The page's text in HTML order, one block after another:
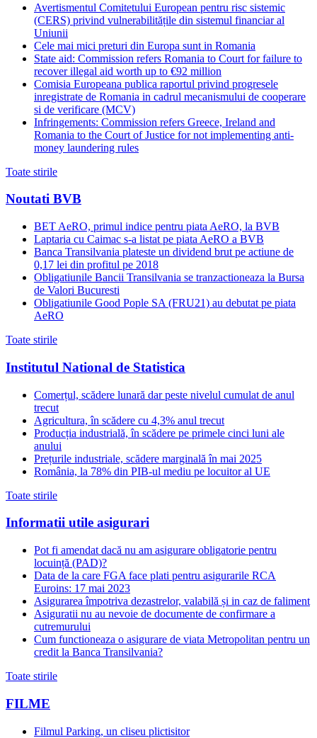
Avertismentul Comitetului European pentru risc sistemic
(CERS) privind vulnerabilitățile din sistemul financiar al
Uniunii
Cele mai mici preturi din Europa sunt in Romania
State aid: Commission refers Romania to Court for failure to
recover illegal aid worth up to €92 million
Comisia Europeana publica raportul privind progresele
inregistrate de Romania in cadrul mecanismului de cooperare
si de verificare (MCV)
Infringements: Commission refers Greece, Ireland and
Romania to the Court of Justice for not implementing anti-
money laundering rules
Toate stirile
Noutati BVB
BET AeRO, primul indice pentru piata AeRO, la BVB
Laptaria cu Caimac s-a listat pe piata AeRO a BVB
Banca Transilvania plateste un dividend brut pe actiune de
0,17 lei din profitul pe 2018
Obligatiunile Bancii Transilvania se tranzactioneaza la Bursa
de Valori Bucuresti
Obligatiunile Good Pople SA (FRU21) au debutat pe piata
AeRO
Toate stirile
Institutul National de Statistica
Comerțul, scădere lunară dar peste nivelul cumulat de anul
trecut
Agricultura, în scădere cu 4,3% anul trecut
Producția industrială, în scădere pe primele cinci luni ale
anului
Prețurile industriale, scădere marginală în mai 2025
România, la 78% din PIB-ul mediu pe locuitor al UE
Toate stirile
Informatii utile asigurari
Pot fi amendat dacă nu am asigurare obligatorie pentru
locuință (PAD)?
Data de la care FGA face plati pentru asigurarile RCA
Euroins: 17 mai 2023
Asigurarea împotriva dezastrelor, valabilă și in caz de faliment
Asiguratii nu au nevoie de documente de confirmare a
cutremurului
Cum functioneaza o asigurare de viata Metropolitan pentru un
credit la Banca Transilvania?
Toate stirile
FILME
Filmul Parking, un cliseu plictisitor